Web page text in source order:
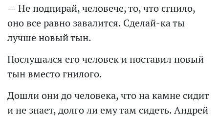
— Не подпирай, человече, то, что сгнило,
оно все равно завалится. Сделай-ка ты
лучше новый тын.
Послушался его человек и поставил новый
тын вместо гнилого.
Дошли они до человека, что на камне сидит
и не знает, долго ли ему там сидеть. Андрей